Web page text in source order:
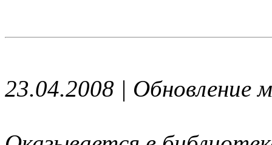
23.04.2008 | Обновление